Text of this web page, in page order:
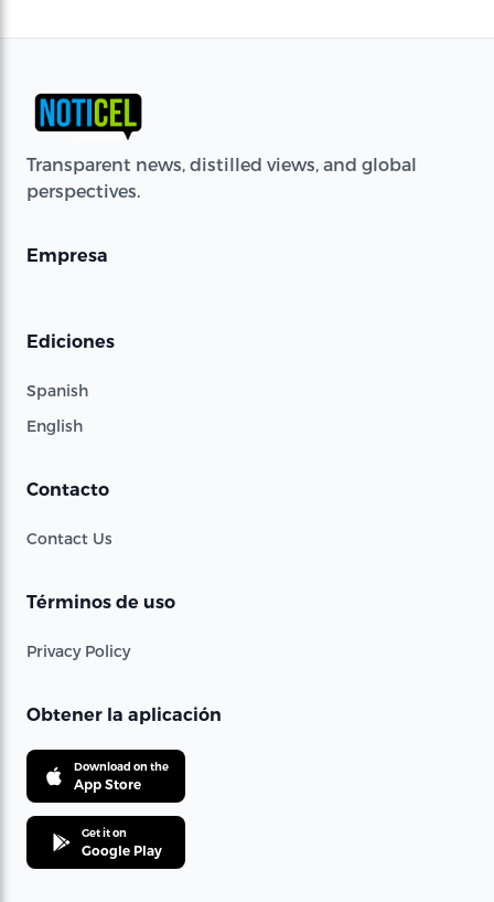
Transparent news, distilled views, and global
perspectives.
Empresa
Ediciones
Spanish
English
Contacto
Contact Us
Términos de uso
Privacy Policy
Obtener la aplicación
Download on the
App Store
Get it on
Google Play